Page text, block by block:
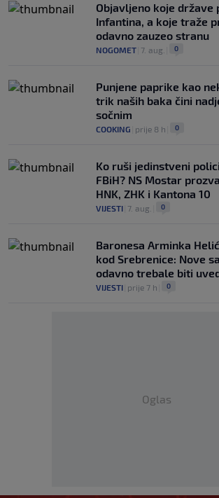
Objavljeno koje države
Infantina, a koje traže
odavno zauzeo stranu
NOGOMET 7. aug. 0
Punjene paprike kao
trik naših baka čini
sočnim
COOKING prije 8 h 0
Ko ruši jedinstveni
FBiH? NS Mostar
HNK, ZHK i Kantona 10
VIJESTI 7. aug. 0
Baronesa Arminka
kod Srebrenice: Nove
odavno trebale biti
VIJESTI prije 7 h 0
Oglas